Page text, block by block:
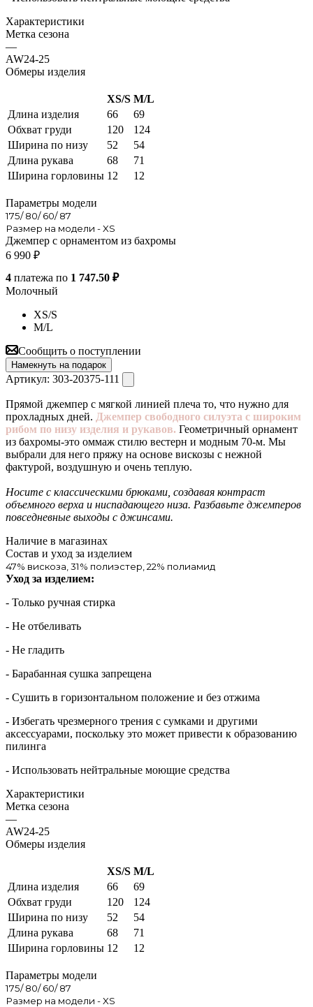
Характеристики
Метка сезона
—
AW24-25
Обмеры изделия
XS/S M/L
Длина изделия
66
69
Обхват груди
120
124
Ширина по низу
52
54
Длина рукава
68
71
Ширина горловины 12 12
Параметры модели
175/ 80/ 60/ 87
Размер на модели - XS
Джемпер с орнаментом из бахромы
6 990 ₽
4 платежа по 1 747.50 ₽
Молочный
XS/S
M/L
Сообщить о поступлении
Намекнуть на подарок
Артикул: 303-20375-111
Прямой джемпер с мягкой линией плеча то, что нужно для
прохладных дней. Джемпер свободного силуэта с широким
рибом по низу изделия и рукавов. Геометричный орнамент
из бахромы-это оммаж стилю вестерн и модным 70-м. Мы
выбрали для него пряжу на основе вискозы с нежной
фактурой, воздушную и очень теплую.
Носите с классическими брюками, создавая контраст
объемного верха и ниспадающего низа. Разбавьте джемперов
повседневные выходы с джинсами.
Наличие в магазинах
Состав и уход за изделием
47% вискоза, 31% полиэстер, 22% полиамид
Уход за изделием:
- Только ручная стирка
- Не отбеливать
- Не гладить
- Барабанная сушка запрещена
- Сушить в горизонтальном положение и без отжима
- Избегать чрезмерного трения с сумками и другими
аксессуарами, поскольку это может привести к образованию
пилинга
- Использовать нейтральные моющие средства
Характеристики
Метка сезона
—
AW24-25
Обмеры изделия
XS/S M/L
Длина изделия
66
69
Обхват груди
120
124
Ширина по низу
52
54
Длина рукава
68
71
Ширина горловины 12 12
Параметры модели
175/ 80/ 60/ 87
Размер на модели - XS